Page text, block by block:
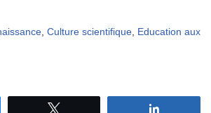
, Culture scientifique, Education aux